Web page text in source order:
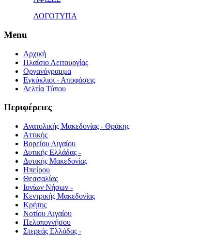
ΛΟΓΟΤΥΠΑ
Menu
Αρχική
Πλαίσιο Λειτουργίας
Οργανόγραμμα
Εγκύκλιοι - Αποφάσεις
Δελτία Τύπου
Περιφέρειες
Ανατολικής Μακεδονίας - Θράκης
Αττικής
Βορείου Αιγαίου
Δυτικής Ελλάδας -
Δυτικής Μακεδονίας
Ηπείρου
Θεσσαλίας
Ιονίων Νήσων -
Κεντρικής Μακεδονίας
Κρήτης
Νοτίου Αιγαίου
Πελοποννήσου
Στερεάς Ελλάδας -